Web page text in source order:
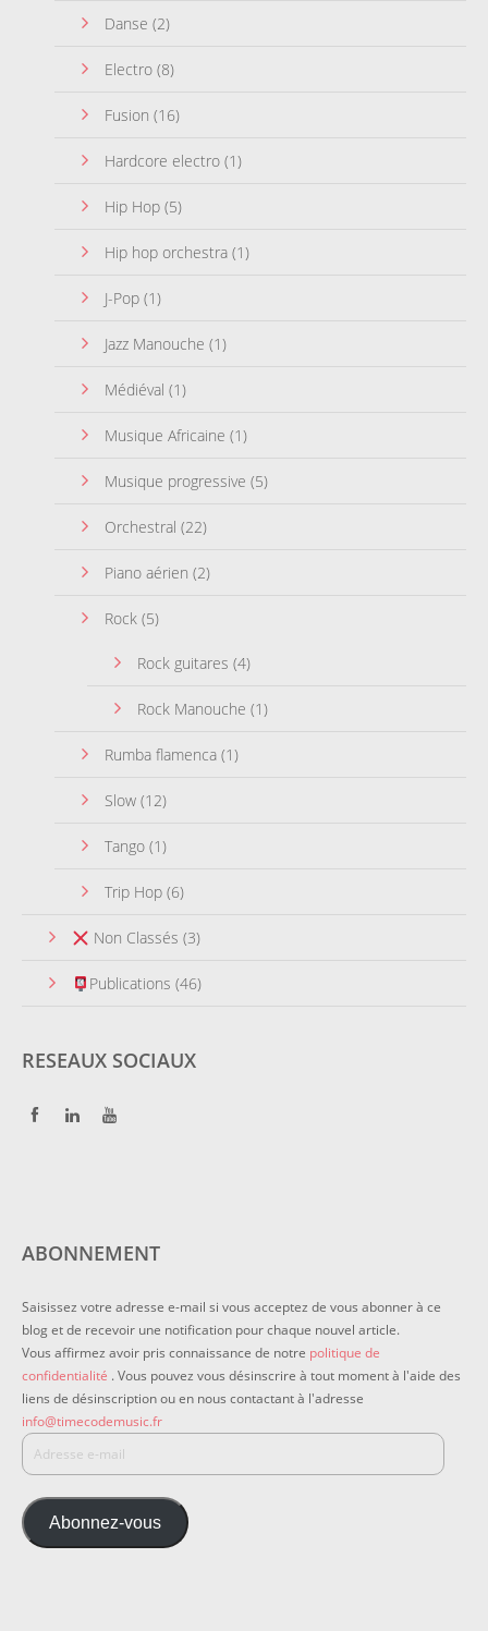
Danse (2)
Electro (8)
Fusion (16)
Hardcore electro (1)
Hip Hop (5)
Hip hop orchestra (1)
J-Pop (1)
Jazz Manouche (1)
Médiéval (1)
Musique Africaine (1)
Musique progressive (5)
Orchestral (22)
Piano aérien (2)
Rock (5)
Rock guitares (4)
Rock Manouche (1)
Rumba flamenca (1)
Slow (12)
Tango (1)
Trip Hop (6)
Non Classés (3)
Publications (46)
RESEAUX SOCIAUX
ABONNEMENT
Saisissez votre adresse e-mail si vous acceptez de vous abonner à ce
blog et de recevoir une notification pour chaque nouvel article.
Vous affirmez avoir pris connaissance de notre politique de
confidentialité . Vous pouvez vous désinscrire à tout moment à l'aide des
liens de désinscription ou en nous contactant à l'adresse
info@timecodemusic.fr
Abonnez-vous